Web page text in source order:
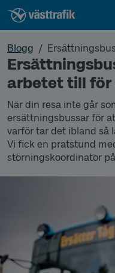
Blogg
arbetet till för
När din resa inte går
ersättningsbussar för
varför tar det ibland så
Vi fick en pratstund
störningskoordinator